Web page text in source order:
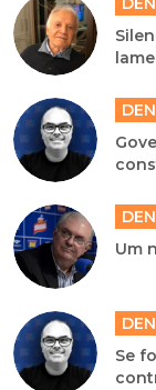
Um
Se